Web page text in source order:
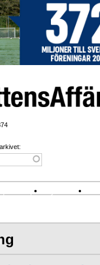
Sport & spel Nyhetsbrev